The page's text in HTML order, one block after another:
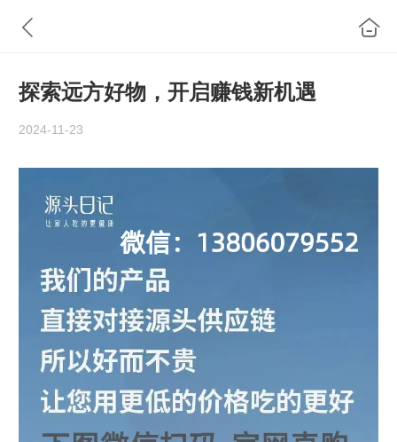
探索远方好物，开启赚钱新机遇
2024-11-23